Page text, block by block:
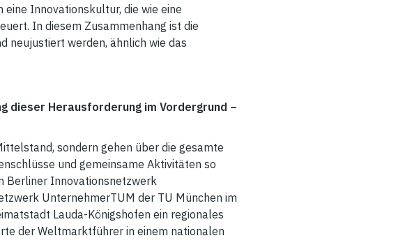
Innovationskultur, die wie eine
In diesem Zusammenhang ist die
neujustiert werden, ähnlich wie das
dieser Herausforderung im Vordergrund –
sondern gehen über die gesamte
und gemeinsame Aktivitäten so
Berliner Innovationsnetzwerk
UnternehmerTUM der TU München im
Lauda-Königshofen ein regionales
der Weltmarktführer in einem nationalen